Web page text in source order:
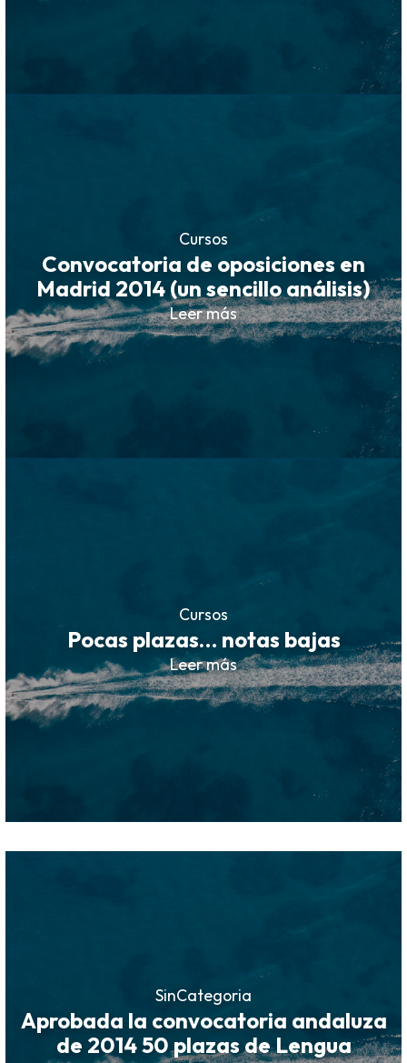
Cursos
Convocatoria de oposiciones en
Madrid 2014 (un sencillo análisis)
Leer más
Cursos
Pocas plazas… notas bajas
Leer más
SinCategoria
Aprobada la convocatoria andaluza
de 2014 50 plazas de Lengua